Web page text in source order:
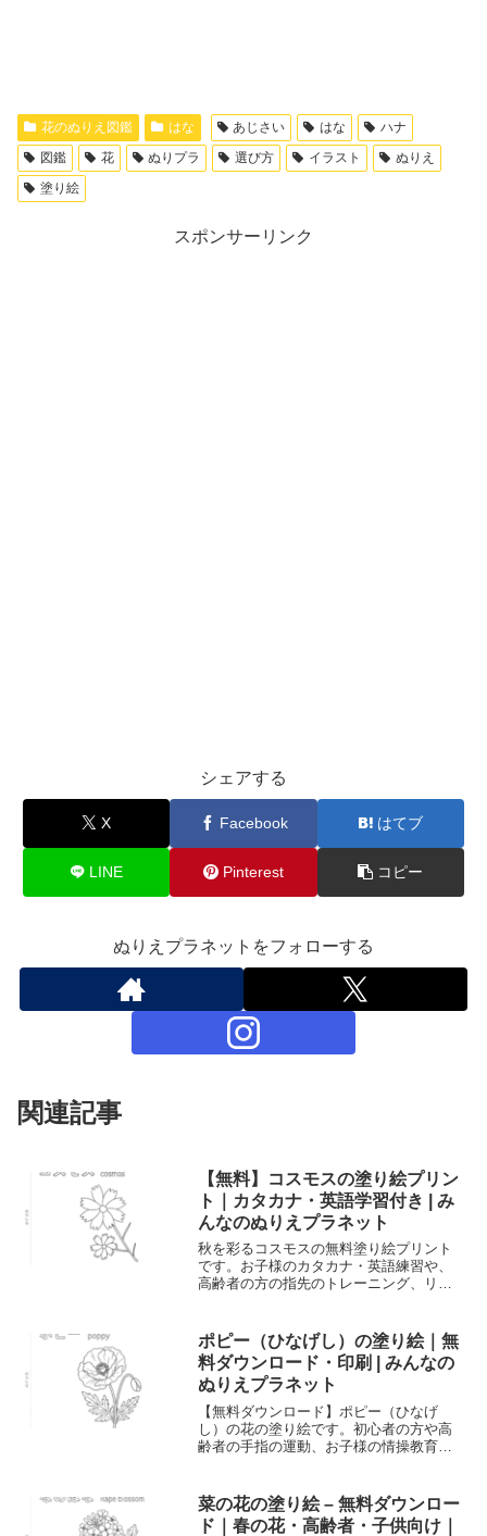
花のぬりえ図鑑 はな あじさい はな
ハナ
図鑑
花 ぬりプラ 選び方 イラスト
ぬりえ
塗り絵
スポンサーリンク
シェアする
X Facebook はてブ
LINE Pinterest コピー
ぬりえプラネットをフォローする
関連記事
【無料】コスモスの塗り絵プリン
ト｜カタカナ・英語学習付き | み
んなのぬりえプラネット
秋を彩るコスモスの無料塗り絵プリント
です。お子様のカタカナ・英語練習や、
高齢者の方の指先のトレーニング、リハ
す。
ポピー（ひなげし）の塗り絵｜無
料ダウンロード・印刷 | みんなの
ぬりえプラネット
【無料ダウンロード】ポピー（ひなげ
し）の花の塗り絵です。初心者の方や高
齢者の手指の運動、お子様の情操教育に
す。
菜の花の塗り絵 – 無料ダウンロー
ド｜春の花・高齢者・子供向け｜